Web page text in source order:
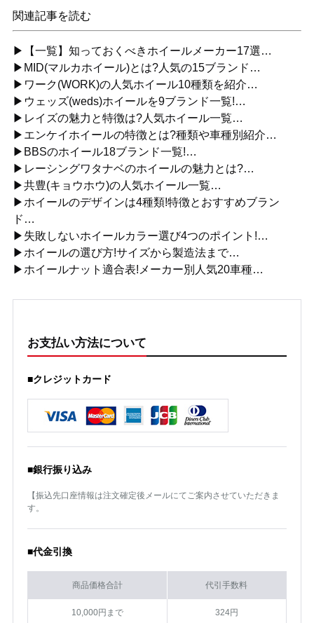
関連記事を読む
▶【一覧】知っておくべきホイールメーカー17選…
▶MID(マルカホイール)とは?人気の15ブランド…
▶ワーク(WORK)の人気ホイール10種類を紹介…
▶ウェッズ(weds)ホイールを9ブランド一覧!…
▶レイズの魅力と特徴は?人気ホイール一覧…
▶エンケイホイールの特徴とは?種類や車種別紹介…
▶BBSのホイール18ブランド一覧!…
▶レーシングワタナベのホイールの魅力とは?…
▶共豊(キョウホウ)の人気ホイール一覧…
▶ホイールのデザインは4種類!特徴とおすすめブラン
ド…
▶失敗しないホイールカラー選び4つのポイント!…
▶ホイールの選び方!サイズから製造法まで…
▶ホイールナット適合表!メーカー別人気20車種…
お支払い方法について
■クレジットカード
■銀行振り込み
【振込先口座情報は注文確定後メールにてご案内させていただきま
す。
■代金引換
商品価格合計 代引手数料
10,000円まで 324円